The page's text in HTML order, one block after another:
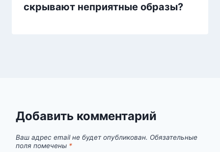
скрывают неприятные образы?
Добавить комментарий
Ваш адрес email не будет опубликован. Обязательные
поля помечены *